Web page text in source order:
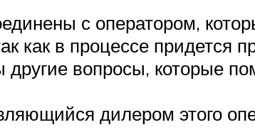
с оператором,
как в процессе придется
другие вопросы, которые
дилером этого